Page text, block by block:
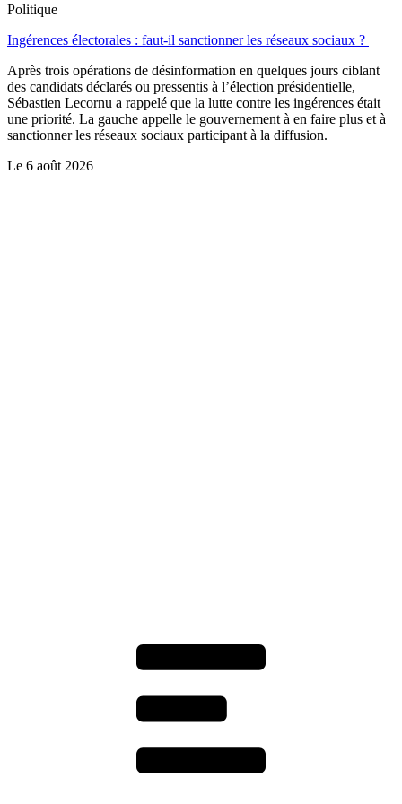
Politique
Ingérences électorales : faut-il sanctionner les réseaux sociaux ?
Après trois opérations de désinformation en quelques jours ciblant
des candidats déclarés ou pressentis à l’élection présidentielle,
Sébastien Lecornu a rappelé que la lutte contre les ingérences était
une priorité. La gauche appelle le gouvernement à en faire plus et à
sanctionner les réseaux sociaux participant à la diffusion.
Le 6 août 2026